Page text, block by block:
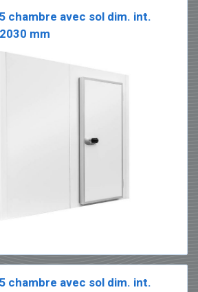
chambre avec sol dim. int.
mm
chambre avec sol dim. int.